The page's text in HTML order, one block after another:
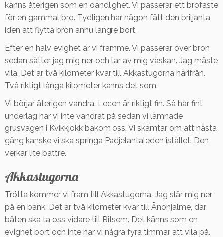
känns återigen som en oändlighet. Vi passerar ett brofäste
för en gammal bro. Tydligen har någon fått den briljanta
idén att flytta bron ännu längre bort.
Efter en halv evighet är vi framme. Vi passerar över bron
sedan sätter jag mig ner och tar av mig väskan. Jag måste
vila. Det är två kilometer kvar till Akkastugorna härifrån.
Två riktigt långa kilometer känns det som.
Vi börjar återigen vandra. Leden är riktigt fin. Så här fint
underlag har vi inte vandrat på sedan vi lämnade
grusvägen i Kvikkjokk bakom oss. Vi skämtar om att nästa
gång kanske vi ska springa Padjelantaleden istället. Den
verkar lite bättre.
Akkastugorna
Trötta kommer vi fram till Akkastugorna. Jag slår mig ner
på en bänk. Det är två kilometer kvar till Ånonjalme, där
båten ska ta oss vidare till Ritsem. Det känns som en
evighet bort och inte har vi några fyra timmar att vila på.